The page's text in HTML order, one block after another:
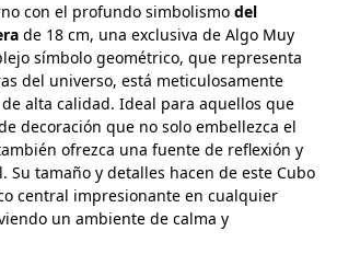
con el profundo simbolismo del
de 18 cm, una exclusiva de Algo Muy
símbolo geométrico, que representa
del universo, está meticulosamente
alta calidad. Ideal para aquellos que
decoración que no solo embellezca el
ofrezca una fuente de reflexión y
Su tamaño y detalles hacen de este Cubo
central impresionante en cualquier
un ambiente de calma y